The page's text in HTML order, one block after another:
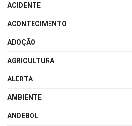
ACIDENTE
ACONTECIMENTO
ADOÇÃO
AGRICULTURA
ALERTA
AMBIENTE
ANDEBOL